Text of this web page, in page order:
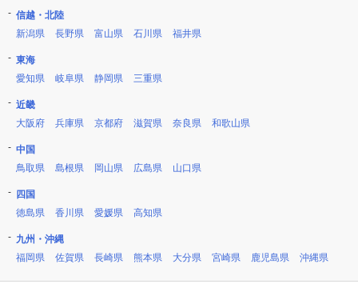
信越・北陸
新潟県
長野県 富山県 石川県 福井県
東海
愛知県
岐阜県 静岡県 三重県
近畿
大阪府
兵庫県 京都府 滋賀県 奈良県 和歌山県
中国
鳥取県
島根県 岡山県 広島県 山口県
四国
徳島県
香川県 愛媛県 高知県
九州・沖縄
福岡県
佐賀県 長崎県 熊本県 大分県 宮崎県 鹿児島県 沖縄県